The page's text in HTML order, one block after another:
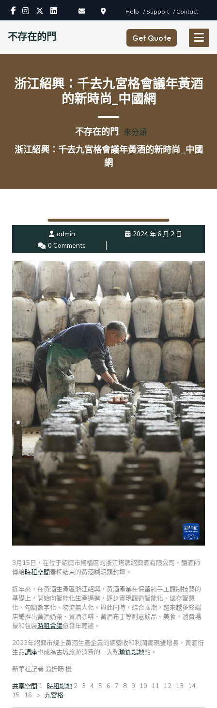
Skip
content
Help / Support / Contact
不存在的門 Get Quote
浙江紹興：千去九宮格會議年黃酒
的新時尚_中國網
不存在的門 未分類
浙江紹興：千去九宮格會議年黃酒的新時尚_中國
網
admin
2024 年 6 月 2 日
0 Comments
3月15日，在位于紹興市柯橋區的浙江塔牌紹興酒有限公司，釀酒師
傅給時租空間春榨結束的黃酒糊泥頭封壇。
近年來，在黃酒主產區浙江紹興，黃酒產業在保留純手工釀制技藝的
基礎上，開始向智能化生產邁進，逐步實現釀造智能化、儲存智慧
化、勾調數字化、物流無人化。與此同時，結合國潮，越來越多終端
店鋪推出黃酒奶茶、黃酒咖啡、黃酒布丁等創意飲品、美食，消費場
景和包裝時租會議愈發年輕態。
2023年紹興市規上黃酒生產企業的總營收和利潤實現雙增長，黃酒衍
生品講座也成為古城旅游消費的一大熱瑜伽場地點。
新華社記者 翁忻旸 攝
共享空間 1 時租場地 2 3 4 5 6 7 8 9 10 11 12 13 14
15 16 > 九宮格